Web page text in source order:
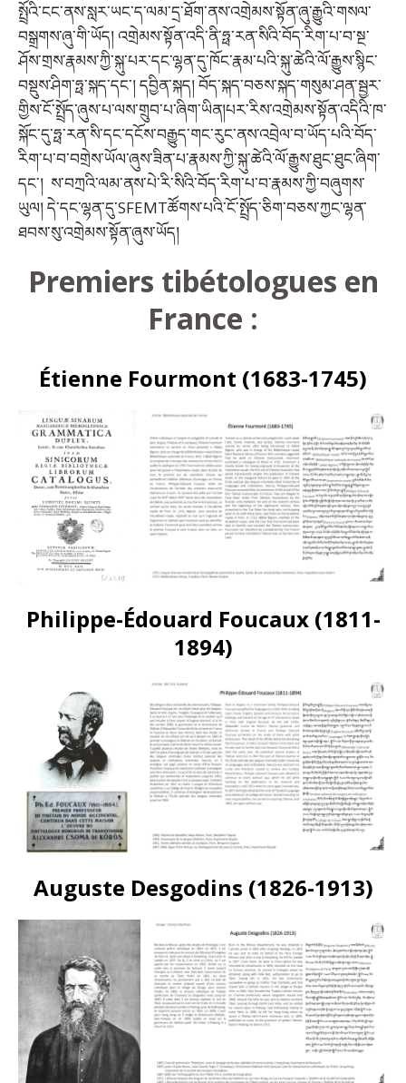
སྤྲོའི་ངང་ནས་སླར་ཡང་ད་ལམ་དྲ་ཐོག་ནས་འགྲེམས་སྟོན་ཞུ་རྒྱུའི་གསལ་
བསྒྲགས་ཞུ་གི་ཡོད། འགྲེམས་སྟོན་འདི་ནི་ཧྥ་རན་སིའི་བོད་རིག་པ་བ་སྔ་
ཤོས་གྲས་རྣམས་ཀྱི་སྐུ་པར་དང་ལྷན་དུ་ཁོང་རྣམ་པའི་སྐུ་ཚེའི་ལོ་རྒྱུས་སྙིང་
བསྡུས་ཤིག་ཧྥ་སྐད་དང་། དབྱིན་སྐད། བོད་སྐད་བཅས་སྐད་གསུམ་ཤན་སྦྱར་
གྱིས་ངོ་སྤྲོད་ཞུས་པ་ལས་གྲུབ་པ་ཞིག་ཡིན།པར་རིས་འགྲེམས་སྟོན་འདིའི་ཁ་
སྐོང་དུ་ཧྥ་རན་སི་དང་དངོས་བརྒྱུད་གང་རུང་ནས་འབྲེལ་བ་ཡོད་པའི་བོད་
རིག་པ་བ་བགྲེས་ཡོལ་ཞུས་ཟིན་པ་རྣམས་ཀྱི་སྐུ་ཚེའི་ལོ་རྒྱུས་ཐུང་ཐུང་ཞིག་
དང་། ས་བཀྲའི་ལམ་ནས་པེ་རི་སིའི་བོད་རིག་པ་བ་རྣམས་ཀྱི་བཞུགས་
ཡུལ། དེ་དང་ལྷན་དུ་SFEMTཚོགས་པའི་ངོ་སྤྲོད་ཅིག་བཅས་ཀྱང་ལྷན་
ཐབས་སུ་འགྲེམས་སྟོན་ཞུས་ཡོད།
Premiers tibétologues en
France :
Étienne Fourmont (1683-1745)
Philippe-Édouard Foucaux (1811-
1894)
Auguste Desgodins (1826-1913)